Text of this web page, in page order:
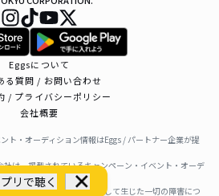
リで聴く
Eggsについて
る質問 / お問い合わせ
/ プライバシーポリシー
会社概要
ト・オーディション情報はEggs / パートナー企業が提
は、掲載されているキャンペーン・イベント・オーデ
せん。
オーディション情報を利用して生じた一切の障害につ